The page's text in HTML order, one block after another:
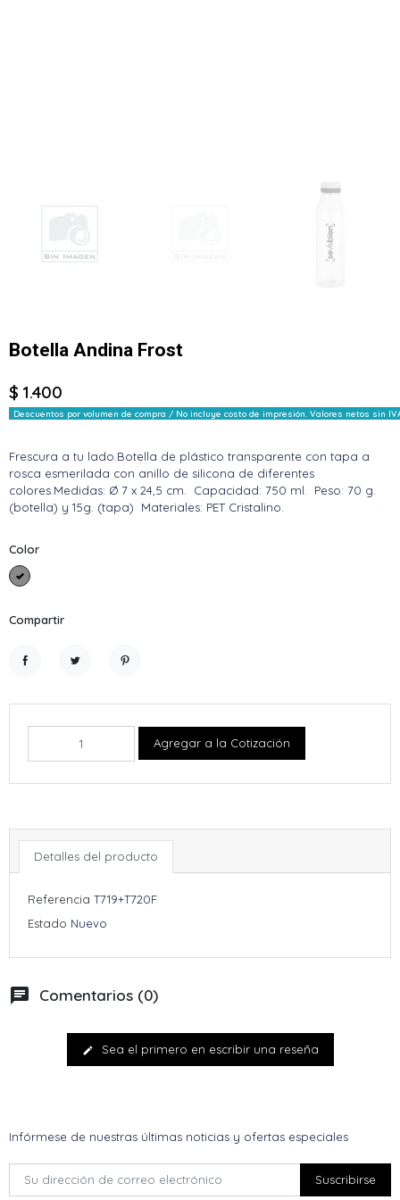
Botella Andina Frost
$ 1.400
Descuentos por volumen de compra / No incluye costo de impresión. Valores netos sin
Frescura a tu lado.Botella de plástico transparente con tapa a
rosca esmerilada con anillo de silicona de diferentes
colores.Medidas: Ø 7 x 24,5 cm. Capacidad: 750 ml. Peso: 70 g.
(botella) y 15g. (tapa) Materiales: PET Cristalino.
Color
Gris claro
Compartir
Agregar a la Cotización
Detalles del producto
Referencia T719+T720F
Estado Nuevo
chat Comentarios (0)
edit Sea el primero en escribir una reseña
Infórmese de nuestras últimas noticias y ofertas especiales